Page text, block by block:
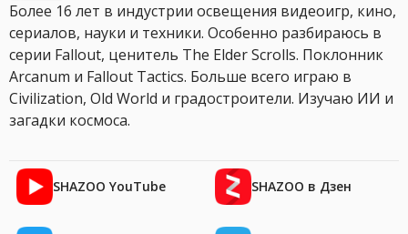
Более 16 лет в индустрии освещения видеоигр, кино,
сериалов, науки и техники. Особенно разбираюсь в
серии Fallout, ценитель The Elder Scrolls. Поклонник
Arcanum и Fallout Tactics. Больше всего играю в
Civilization, Old World и градостроители. Изучаю ИИ и
загадки космоса.
SHAZOO YouTube SHAZOO в Дзен